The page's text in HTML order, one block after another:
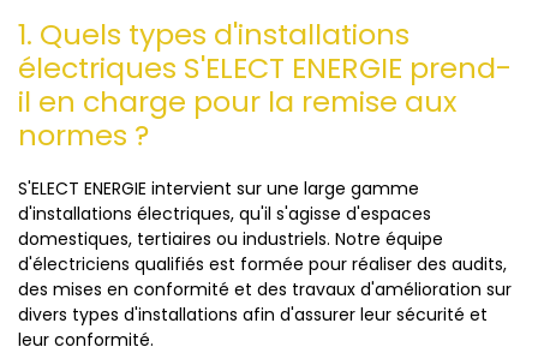
1. Quels types d'installations
électriques S'ELECT ENERGIE prend-
il en charge pour la remise aux
normes ?
S'ELECT ENERGIE intervient sur une large gamme
d'installations électriques, qu'il s'agisse d'espaces
domestiques, tertiaires ou industriels. Notre équipe
d'électriciens qualifiés est formée pour réaliser des audits,
des mises en conformité et des travaux d'amélioration sur
divers types d'installations afin d'assurer leur sécurité et
leur conformité.